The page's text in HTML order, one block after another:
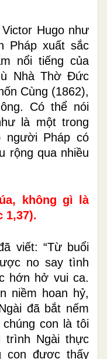
Hugo như
Pháp xuất sắc
nổi tiếng của
Nhà Thờ Đức
Cùng (1862),
Có thể nói
là một trong
người Pháp có
rộng qua nhiều
không gì là
1,37).
viết: “Từ buổi
no say tình
hớn hở vui ca.
niềm hoan hỷ,
đã bắt nếm
con là tôi
trình Ngài thực
con được thấy